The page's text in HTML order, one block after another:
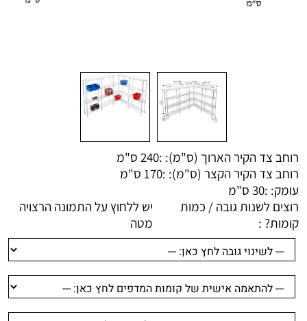
רוחב צד הקיר הארוך (ס"מ): :240 ס"מ
רוחב צד הקיר הקצר (ס"מ): :170 ס"מ
עומק: :30 ס"מ
רוצים לשנות גובה / כמות
קומות? :
יש ללחוץ על התמונה הרצויה
מטה